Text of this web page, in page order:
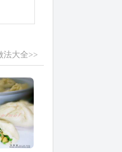
法大全>>